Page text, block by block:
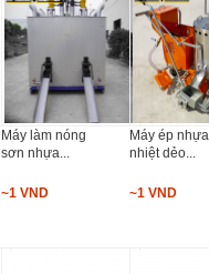
Máy làm nóng
sơn nhựa...
~1 VND
Máy ép nhựa
nhiệt dẻo...
~1 VND